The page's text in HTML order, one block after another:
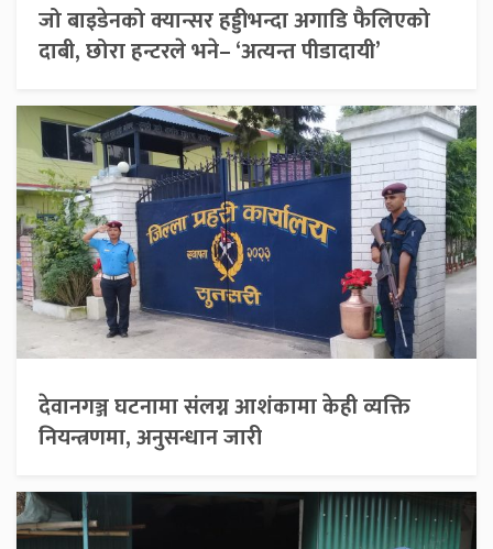
जो बाइडेनको क्यान्सर हड्डीभन्दा अगाडि फैलिएको
दाबी, छोरा हन्टरले भने– ‘अत्यन्त पीडादायी’
देवानगञ्ज घटनामा संलग्न आशंकामा केही व्यक्ति
नियन्त्रणमा, अनुसन्धान जारी